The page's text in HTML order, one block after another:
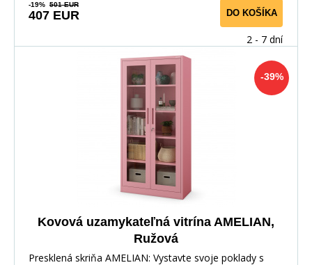
-19% 501 EUR
407 EUR DO KOŠÍKA
2 - 7 dní
-39%
Kovová uzamykateľná vitrína AMELIAN,
Ružová
Presklená skriňa AMELIAN: Vystavte svoje poklady s